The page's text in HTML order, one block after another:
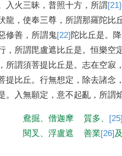
入火三昧 ，普照十方 ， 所謂[21]
龍 ，使奉三尊 ， 所謂那羅陀比
修善 ， 所謂鬼[22] 陀比丘是。
， 所謂毘盧遮比丘是。恒樂空
， 所謂須菩提比丘是。志在空寂
提比丘。行無想定 ， 除去諸念
。 入無願定 ，意不起亂 ， 所謂
鴦掘、僧迦摩 質多、
閱叉 、浮盧遮 善業[26]